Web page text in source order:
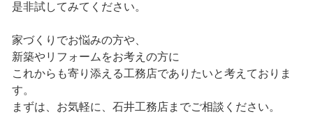
是非試してみてください。
家づくりでお悩みの方や、
新築やリフォームをお考えの方に
これからも寄り添える工務店でありたいと考えておりま
す。
まずは、お気軽に、石井工務店までご相談ください。